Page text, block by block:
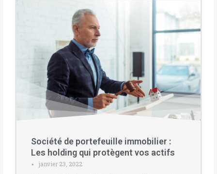
Société de portefeuille immobilier :
Les holding qui protègent vos actifs
• janvier 23, 2022